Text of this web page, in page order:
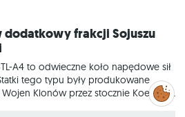
A4 to odwieczne koło napędowe sił
tego typu były produkowane
Klonów przez stocznie Koensayr.
Sojuszu wciąż utrzymują te wiekowe
Zarządzaj
preferencjami
cookies